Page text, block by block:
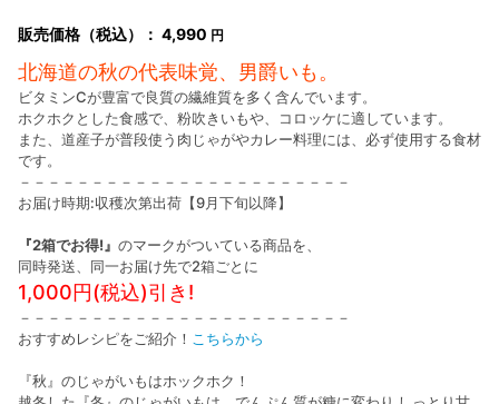
販売価格（税込）： 4,990 円
北海道の秋の代表味覚、男爵いも。
ビタミンCが豊富で良質の繊維質を多く含んでいます。
ホクホクとした食感で、粉吹きいもや、コロッケに適しています。
また、道産子が普段使う肉じゃがやカレー料理には、必ず使用する食材
です。
－－－－－－－－－－－－－－－－－－－－－－－
お届け時期:収穫次第出荷【9月下旬以降】
『2箱でお得!』 のマークがついている商品を、
同時発送、同一お届け先で2箱ごとに
1,000円(税込)引き!
－－－－－－－－－－－－－－－－－－－－－－－
おすすめレシピをご紹介！ こちらから
『秋』のじゃがいもはホックホク！